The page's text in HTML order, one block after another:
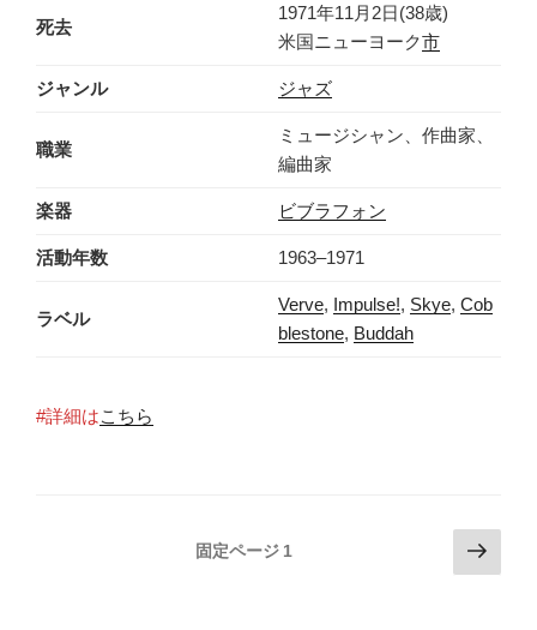
死去
1971年11月2日(38歳)
米国ニューヨーク市
ジャンル ジャズ
職業
ミュージシャン、作曲家、
編曲家
楽器 ビブラフォン
活動年数 1963–1971
ラベル
Verve, Impulse!, Skye, Cob
blestone, Buddah
#詳細はこちら
固定ページ 1
次
の